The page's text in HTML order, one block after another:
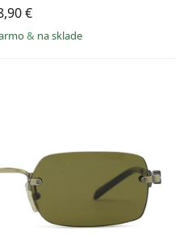
€
& na sklade